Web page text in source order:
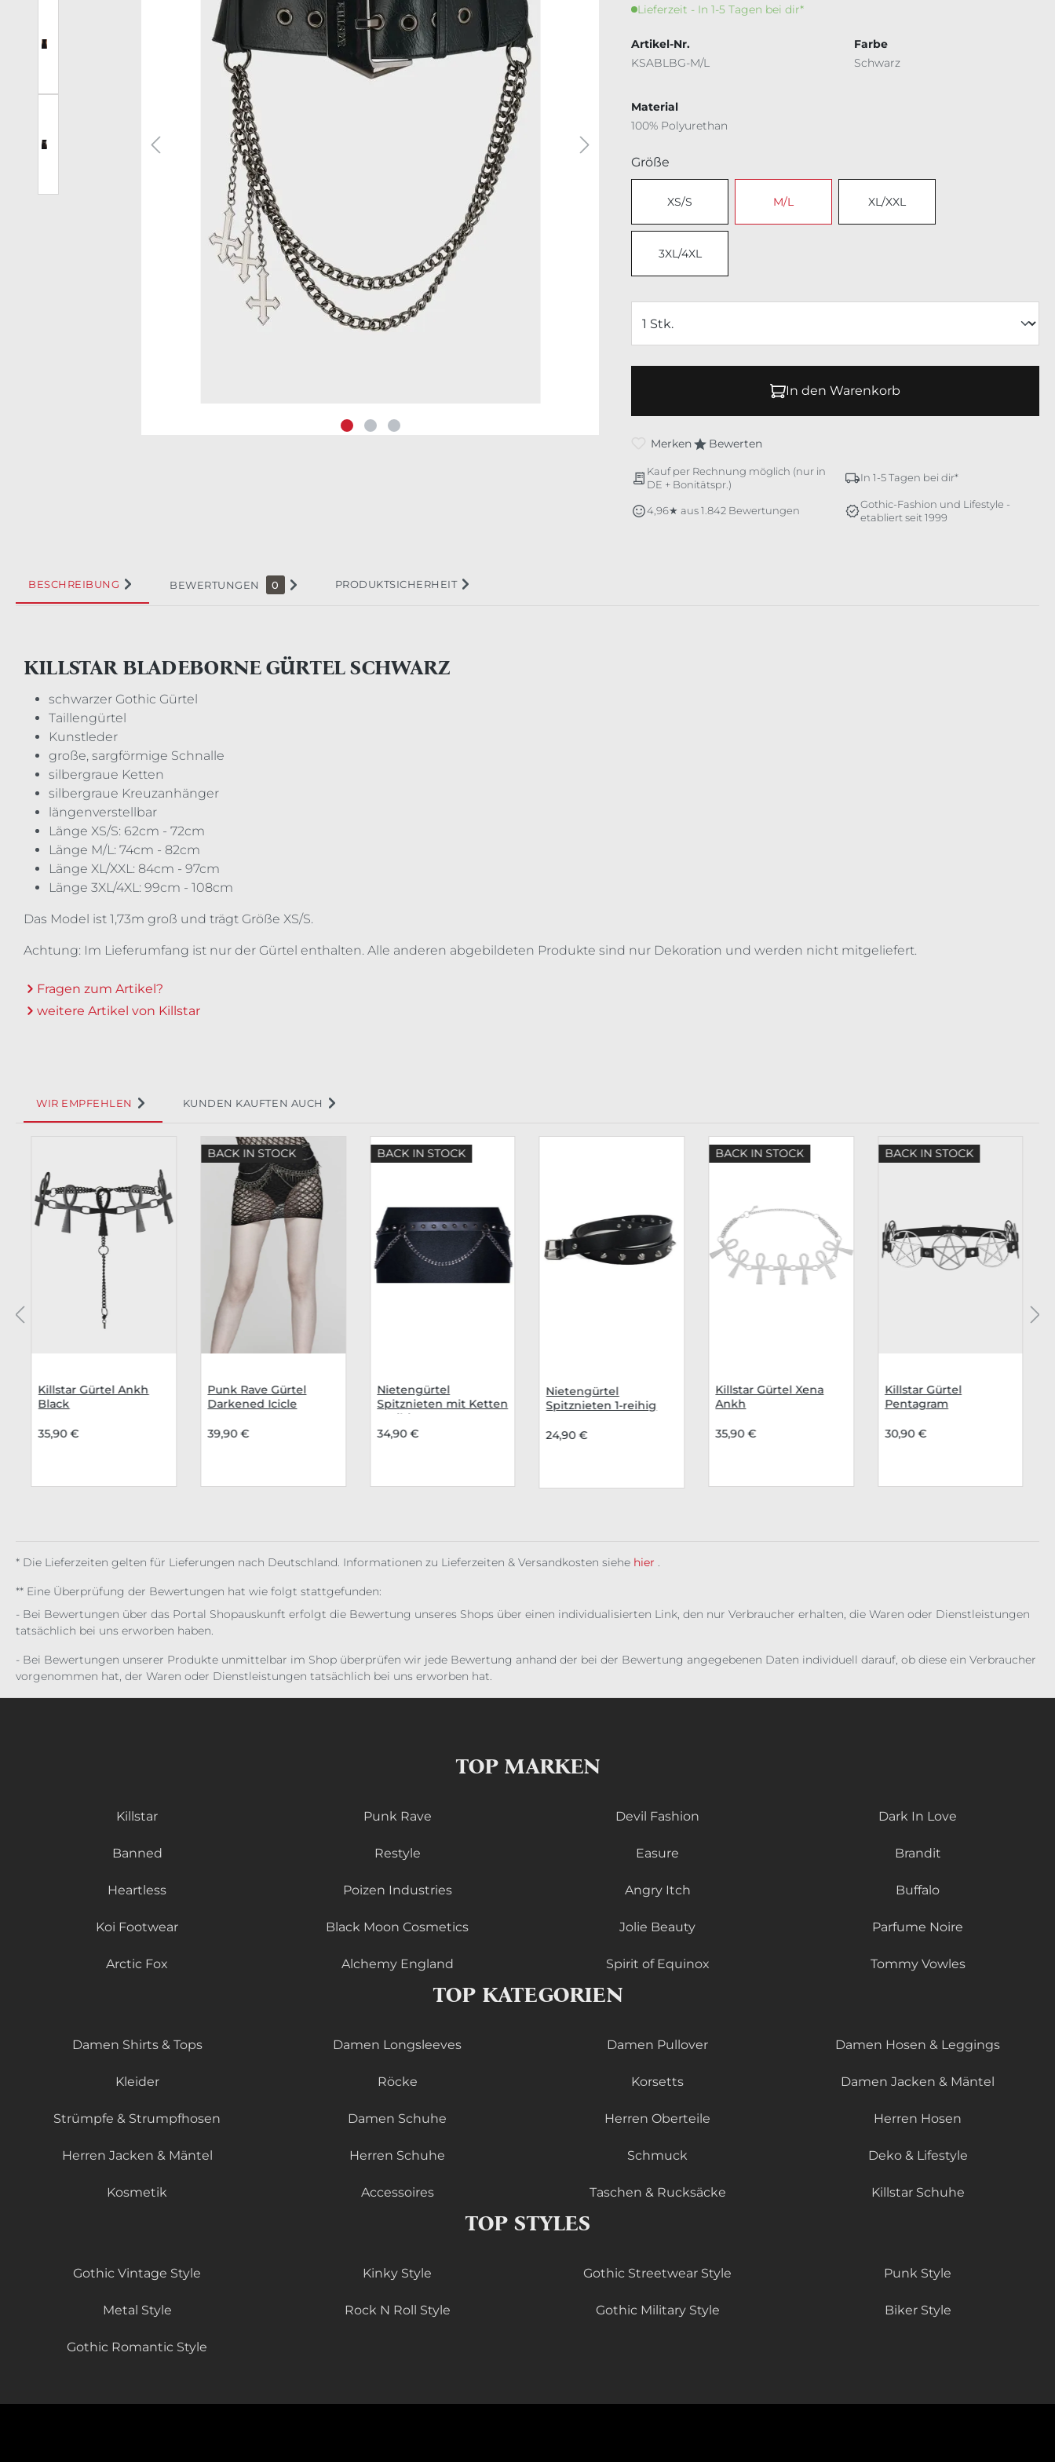
Lieferzeit - In 1-5 Tagen bei dir*
Artikel-Nr.
KSABLBG-M/L
Farbe
Schwarz
Material
100% Polyurethan
Größe
XS/S M/L XL/XXL
3XL/4XL
In den Warenkorb
Merken Bewerten
Kauf per Rechnung möglich (nur in
DE + Bonitätspr.)
In 1-5 Tagen bei dir*
4,96★ aus 1.842 Bewertungen
Gothic-Fashion und Lifestyle -
etabliert seit 1999
BESCHREIBUNG BEWERTUNGEN 0 PRODUKTSICHERHEIT
KILLSTAR BLADEBORNE GÜRTEL SCHWARZ
schwarzer Gothic Gürtel
Taillengürtel
Kunstleder
große, sargförmige Schnalle
silbergraue Ketten
silbergraue Kreuzanhänger
längenverstellbar
Länge XS/S: 62cm - 72cm
Länge M/L: 74cm - 82cm
Länge XL/XXL: 84cm - 97cm
Länge 3XL/4XL: 99cm - 108cm
Das Model ist 1,73m groß und trägt Größe XS/S.
Achtung: Im Lieferumfang ist nur der Gürtel enthalten. Alle anderen abgebildeten Produkte sind nur Dekoration und werden nicht mitgeliefert.
Fragen zum Artikel?
weitere Artikel von Killstar
WIR EMPFEHLEN KUNDEN KAUFTEN AUCH
Produktgalerie überspringen
Killstar Gürtel Ankh
Black
35,90 €
BACK IN STOCK
Punk Rave Gürtel
Darkened Icicle
39,90 €
BACK IN STOCK
Nietengürtel
Spitznieten mit Ketten
1-reihig
34,90 €
Nietengürtel
Spitznieten 1-reihig
24,90 €
BACK IN STOCK
Killstar Gürtel Xena
Ankh
35,90 €
BACK IN STOCK
Killstar Gürtel
Pentagram
30,90 €
* Die Lieferzeiten gelten für Lieferungen nach Deutschland. Informationen zu Lieferzeiten & Versandkosten siehe hier .
** Eine Überprüfung der Bewertungen hat wie folgt stattgefunden:
- Bei Bewertungen über das Portal Shopauskunft erfolgt die Bewertung unseres Shops über einen individualisierten Link, den nur Verbraucher erhalten, die Waren oder Dienstleistungen
tatsächlich bei uns erworben haben.
- Bei Bewertungen unserer Produkte unmittelbar im Shop überprüfen wir jede Bewertung anhand der bei der Bewertung angegebenen Daten individuell darauf, ob diese ein Verbraucher
vorgenommen hat, der Waren oder Dienstleistungen tatsächlich bei uns erworben hat.
TOP MARKEN
Killstar Punk Rave Devil Fashion Dark In Love
Banned Restyle Easure Brandit
Heartless Poizen Industries Angry Itch Buffalo
Koi Footwear Black Moon Cosmetics Jolie Beauty Parfume Noire
Arctic Fox Alchemy England Spirit of Equinox Tommy Vowles
TOP KATEGORIEN
Damen Shirts & Tops Damen Longsleeves Damen Pullover Damen Hosen & Leggings
Kleider Röcke Korsetts Damen Jacken & Mäntel
Strümpfe & Strumpfhosen Damen Schuhe Herren Oberteile Herren Hosen
Herren Jacken & Mäntel Herren Schuhe Schmuck Deko & Lifestyle
Kosmetik Accessoires Taschen & Rucksäcke Killstar Schuhe
TOP STYLES
Gothic Vintage Style Kinky Style Gothic Streetwear Style Punk Style
Metal Style Rock N Roll Style Gothic Military Style Biker Style
Gothic Romantic Style